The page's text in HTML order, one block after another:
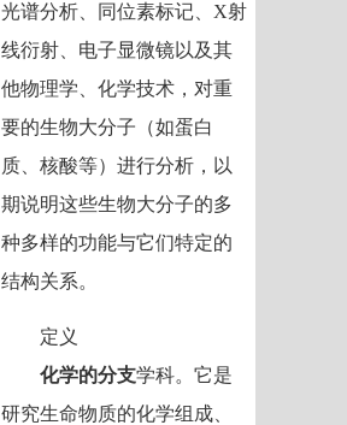
光谱分析、同位素标记、X射
线衍射、电子显微镜以及其
他物理学、化学技术，对重
要的生物大分子（如蛋白
质、核酸等）进行分析，以
期说明这些生物大分子的多
种多样的功能与它们特定的
结构关系。
定义
化学的分支学科。它是
研究生命物质的化学组成、